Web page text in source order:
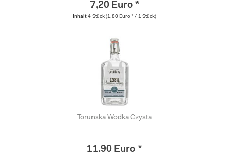
7,20 Euro *
Inhalt 4 Stück (1,80 Euro * / 1 Stück)
Torunska Wodka Czysta
11,90 Euro *